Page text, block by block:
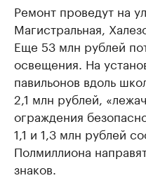
Ремонт проведут на
Магистральная,
Еще 53 млн рублей
освещения. На
павильонов вдоль
2,1 млн рублей,
ограждения
1,1 и 1,3 млн рублей
Полмиллиона
знаков.